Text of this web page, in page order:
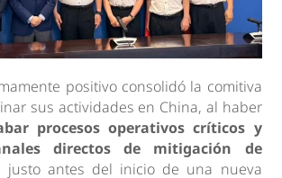
positivo consolidó la comitiva
sus actividades en China, al haber
procesos operativos críticos y
directos de mitigación de
justo antes del inicio de una nueva